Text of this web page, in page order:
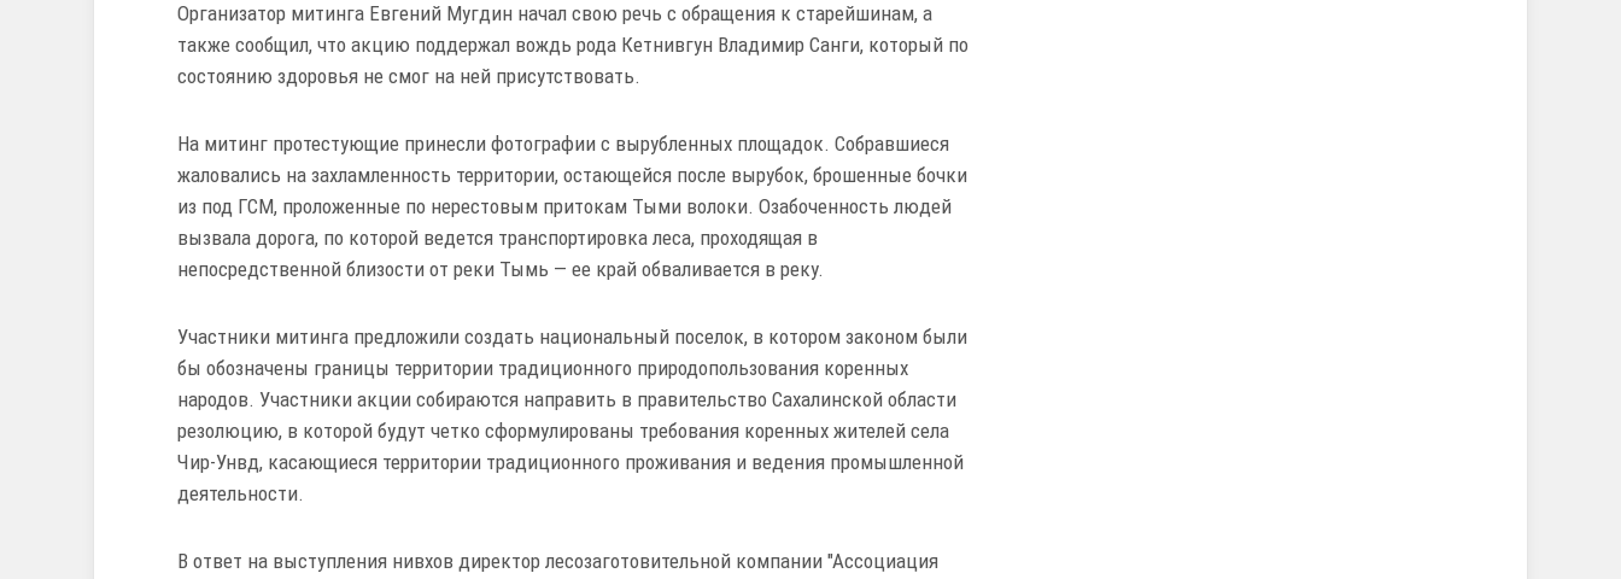
Организатор митинга Евгений Мугдин начал свою речь с обращения к старейшинам, а
также сообщил, что акцию поддержал вождь рода Кетнивгун Владимир Санги, который по
состоянию здоровья не смог на ней присутствовать.
На митинг протестующие принесли фотографии с вырубленных площадок. Собравшиеся
жаловались на захламленность территории, остающейся после вырубок, брошенные бочки
из под ГСМ, проложенные по нерестовым притокам Тыми волоки. Озабоченность людей
вызвала дорога, по которой ведется транспортировка леса, проходящая в
непосредственной близости от реки Тымь — ее край обваливается в реку.
Участники митинга предложили создать национальный поселок, в котором законом были
бы обозначены границы территории традиционного природопользования коренных
народов. Участники акции собираются направить в правительство Сахалинской области
резолюцию, в которой будут четко сформулированы требования коренных жителей села
Чир-Унвд, касающиеся территории традиционного проживания и ведения промышленной
деятельности.
В ответ на выступления нивхов директор лесозаготовительной компании "Ассоциация